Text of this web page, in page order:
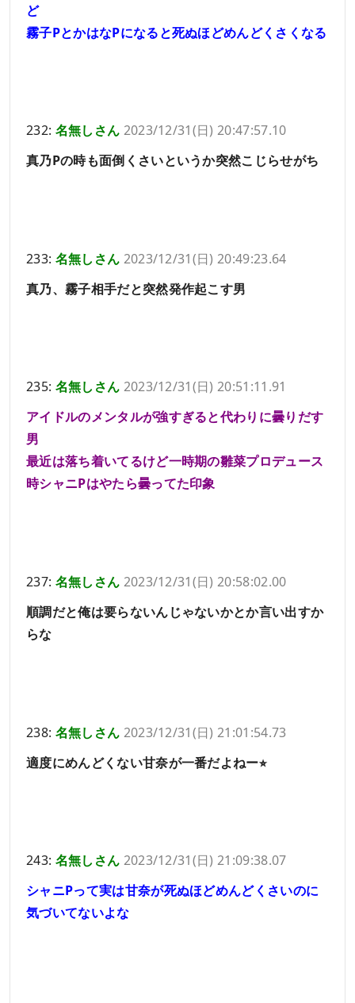
ど
霧子PとかはなPになると死ぬほどめんどくさくなる
232: 名無しさん 2023/12/31(日) 20:47:57.10
真乃Pの時も面倒くさいというか突然こじらせがち
233: 名無しさん 2023/12/31(日) 20:49:23.64
真乃、霧子相手だと突然発作起こす男
235: 名無しさん 2023/12/31(日) 20:51:11.91
アイドルのメンタルが強すぎると代わりに曇りだす
男
最近は落ち着いてるけど一時期の雛菜プロデュース
時シャニPはやたら曇ってた印象
237: 名無しさん 2023/12/31(日) 20:58:02.00
順調だと俺は要らないんじゃないかとか言い出すか
らな
238: 名無しさん 2023/12/31(日) 21:01:54.73
適度にめんどくない甘奈が一番だよねー⭐︎
243: 名無しさん 2023/12/31(日) 21:09:38.07
シャニPって実は甘奈が死ぬほどめんどくさいのに
気づいてないよな